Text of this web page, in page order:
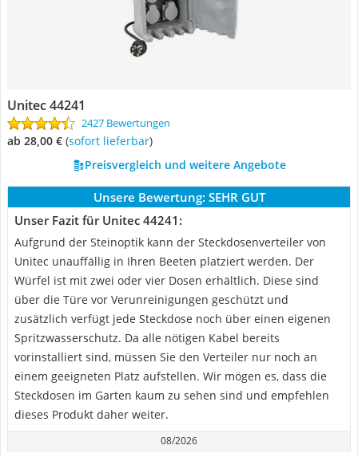
Unitec 44241
2427 Bewertungen
ab 28,00 € ( Sofort lieferbar)
Preisvergleich und weitere Angebote
Unsere Bewertung: SEHR GUT
Unser Fazit für Unitec 44241:
Aufgrund der Steinoptik kann der Steckdosenverteiler von
Unitec unauffällig in Ihren Beeten platziert werden. Der
Würfel ist mit zwei oder vier Dosen erhältlich. Diese sind
über die Türe vor Verunreinigungen geschützt und
zusätzlich verfügt jede Steckdose noch über einen eigenen
Spritzwasserschutz. Da alle nötigen Kabel bereits
vorinstalliert sind, müssen Sie den Verteiler nur noch an
einem geeigneten Platz aufstellen. Wir mögen es, dass die
Steckdosen im Garten kaum zu sehen sind und empfehlen
dieses Produkt daher weiter.
08/2026